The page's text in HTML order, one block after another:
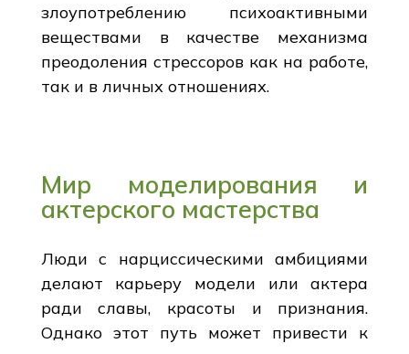
злоупотреблению психоактивными
веществами в качестве механизма
преодоления стрессоров как на работе,
так и в личных отношениях.
Мир моделирования и
актерского мастерства
Люди с нарциссическими амбициями
делают карьеру модели или актера
ради славы, красоты и признания.
Однако этот путь может привести к